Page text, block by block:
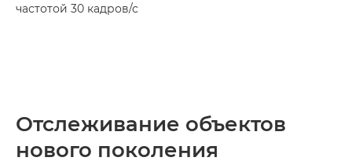
частотой 30 кадров/с
Отслеживание объектов
нового поколения